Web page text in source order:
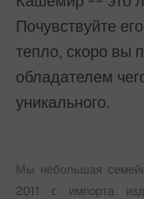
Почувствуйте
тепло, скоро вы
обладателем
уникального.
Мы небольшая
2011 с импорта